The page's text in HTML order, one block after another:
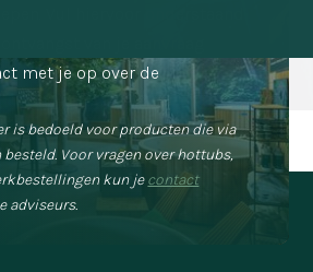
Vul hiervoor onderstaand
van je aanvraag
met je op over de
is bedoeld voor producten die via
Voor vragen over hottubs,
kun jecontact
adviseurs.